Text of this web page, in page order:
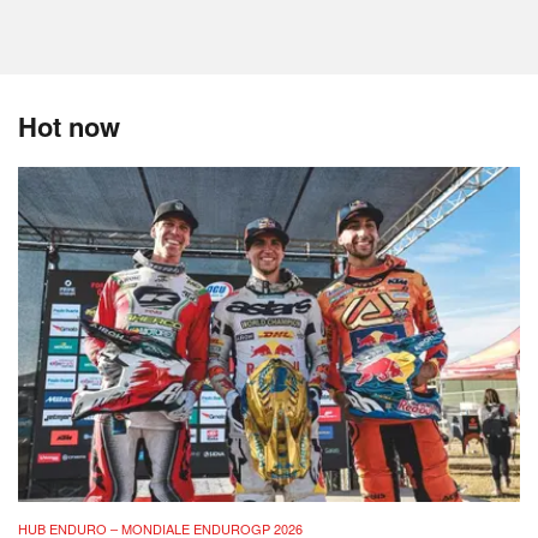
Hot now
HUB ENDURO – MONDIALE ENDUROGP 2026